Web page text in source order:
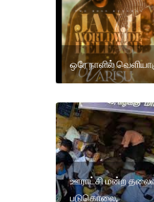
ஒரே நாளில்
ஊராட்சி மன்ற
படுகொலை,